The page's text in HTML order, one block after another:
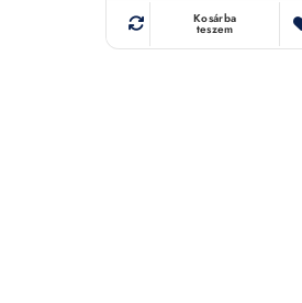
Kosárba
teszem